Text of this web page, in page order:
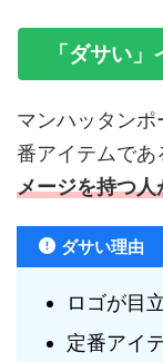
「ダサい
マンハッタン
番アイテムであ
メージを持つ
ダサい理由
ロゴが目
定番アイ